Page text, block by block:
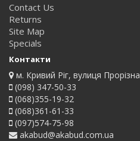
Contact Us
Returns
Site Map
Specials
Контакти
м. Кривий Ріг, вулиця
(098) 347-50-33
(068)355-19-32
(068)361-61-33
(097)574-75-98
akabud@akabud.com.ua